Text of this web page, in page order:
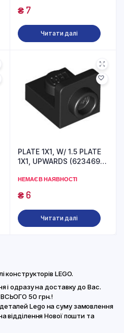
₴7
Читати далі
PLATE 1X1, W/ 1.5 PLATE
1X1, UPWARDS (6234695)
НЕМАЄ В НАЯВНОСТІ
₴6
Читати далі
конструкторів LEGO.
і одразу на доставку до Вас.
50 грн.!
Lego на суму замовлення
відділення Нової пошти та